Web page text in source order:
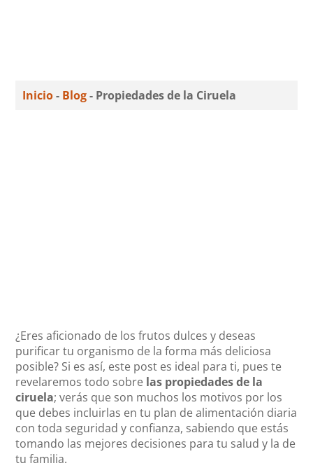
Inicio- Blog- Propiedades de la Ciruela
¿Eres aficionado de los frutos dulces y deseas
purificar tu organismo de la forma más deliciosa
posible? Si es así, este post es ideal para ti, pues te
revelaremos todo sobre las propiedades de la
ciruela; verás que son muchos los motivos por los
que debes incluirlas en tu plan de alimentación diaria
con toda seguridad y confianza, sabiendo que estás
tomando las mejores decisiones para tu salud y la de
tu familia.